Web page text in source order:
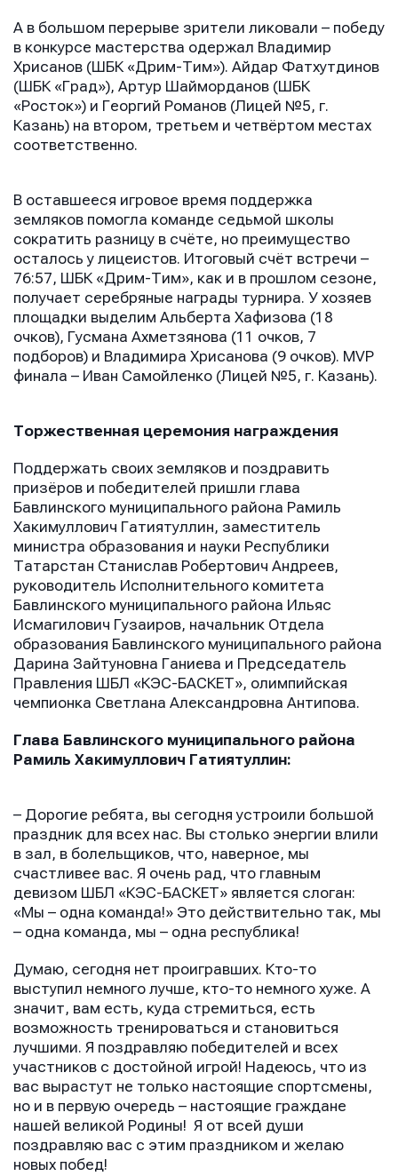
А в большом перерыве зрители ликовали – победу
в конкурсе мастерства одержал Владимир
Хрисанов (ШБК «Дрим-Тим»). Айдар Фатхутдинов
(ШБК «Град»), Артур Шайморданов (ШБК
«Росток») и Георгий Романов (Лицей №5, г.
Казань) на втором, третьем и четвёртом местах
соответственно.
В оставшееся игровое время поддержка
земляков помогла команде седьмой школы
сократить разницу в счёте, но преимущество
осталось у лицеистов. Итоговый счёт встречи –
76:57, ШБК «Дрим-Тим», как и в прошлом сезоне,
получает серебряные награды турнира. У хозяев
площадки выделим Альберта Хафизова (18
очков), Гусмана Ахметзянова (11 очков, 7
подборов) и Владимира Хрисанова (9 очков). MVP
финала – Иван Самойленко (Лицей №5, г. Казань).
Торжественная церемония награждения
Поддержать своих земляков и поздравить
призёров и победителей пришли глава
Бавлинского муниципального района Рамиль
Хакимуллович Гатиятуллин, заместитель
министра образования и науки Республики
Татарстан Станислав Робертович Андреев,
руководитель Исполнительного комитета
Бавлинского муниципального района Ильяс
Исмагилович Гузаиров, начальник Отдела
образования Бавлинского муниципального района
Дарина Зайтуновна Ганиева и Председатель
Правления ШБЛ «КЭС-БАСКЕТ», олимпийская
чемпионка Светлана Александровна Антипова.
Глава Бавлинского муниципального района
Рамиль Хакимуллович Гатиятуллин:
– Дорогие ребята, вы сегодня устроили большой
праздник для всех нас. Вы столько энергии влили
в зал, в болельщиков, что, наверное, мы
счастливее вас. Я очень рад, что главным
девизом ШБЛ «КЭС-БАСКЕТ» является слоган:
«Мы – одна команда!» Это действительно так, мы
– одна команда, мы – одна республика!
Думаю, сегодня нет проигравших. Кто-то
выступил немного лучше, кто-то немного хуже. А
значит, вам есть, куда стремиться, есть
возможность тренироваться и становиться
лучшими. Я поздравляю победителей и всех
участников с достойной игрой! Надеюсь, что из
вас вырастут не только настоящие спортсмены,
но и в первую очередь – настоящие граждане
нашей великой Родины! Я от всей души
поздравляю вас с этим праздником и желаю
новых побед!
Имя
E-mail
Телефон
Сообщение
Отправить
Нажимая кнопку “Отправить”, вы соглашаетесь с
условиями обработки персональных данных
Имя
E-mail
Телефон
Сообщение
Отправить
Нажимая кнопку “Отправить”, вы соглашаетесь с
условиями обработки персональных данных
Имя
E-mail
Телефон
Сообщение
Отправить
Нажимая кнопку “Отправить”, вы соглашаетесь с
условиями обработки персональных данных